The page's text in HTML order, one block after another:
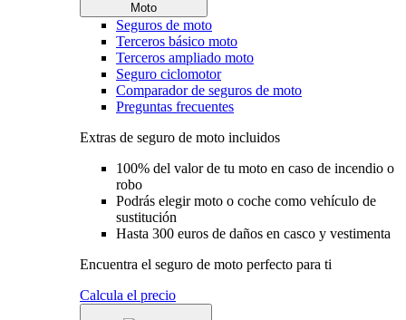
Moto
Seguros de moto
Terceros básico moto
Terceros ampliado moto
Seguro ciclomotor
Comparador de seguros de moto
Preguntas frecuentes
Extras de seguro de moto incluidos
100% del valor de tu moto en caso de incendio o
robo
Podrás elegir moto o coche como vehículo de
sustitución
Hasta 300 euros de daños en casco y vestimenta
Encuentra el seguro de moto perfecto para ti
Calcula el precio